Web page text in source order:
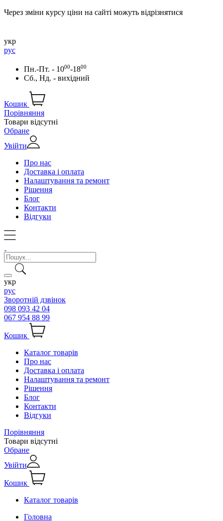
Через зміни курсу ціни на сайті можуть відрізнятися
укр
рус
Пн.-Пт. - 1000-1800
Сб., Нд. - вихідний
Кошик
Порівняння
Товари відсутні
Обране
Увійти
Про нас
Доставка і оплата
Налаштування та ремонт
Рішення
Блог
Контакти
Відгуки
укр
рус
Зворотній дзвінок
098 093 42 04
067 954 88 99
Кошик
Каталог товарів
Про нас
Доставка і оплата
Налаштування та ремонт
Рішення
Блог
Контакти
Відгуки
Порівняння
Товари відсутні
Обране
Увійти
Кошик
Каталог товарів
Головна